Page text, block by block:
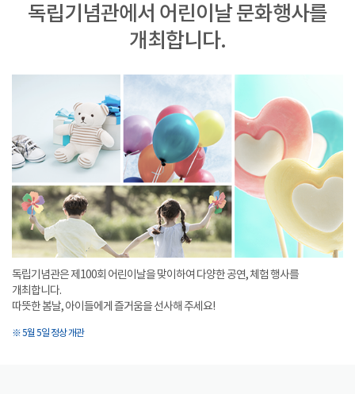
독립기념관에서 어린이날 문화행사를
개최합니다.
독립기념관은 제100회 어린이날을 맞이하여 다양한 공연, 체험 행사를
개최합니다.
따뜻한 봄날, 아이들에게 즐거움을 선사해 주세요!
※ 5월 5일 정상 개관